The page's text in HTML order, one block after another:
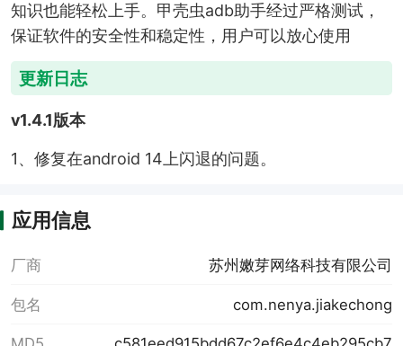
知识也能轻松上手。甲壳虫adb助手经过严格测试，
保证软件的安全性和稳定性，用户可以放心使用
更新日志
v1.4.1版本
1、修复在android 14上闪退的问题。
应用信息
厂商 苏州嫩芽网络科技有限公司
包名 com.nenya.jiakechong